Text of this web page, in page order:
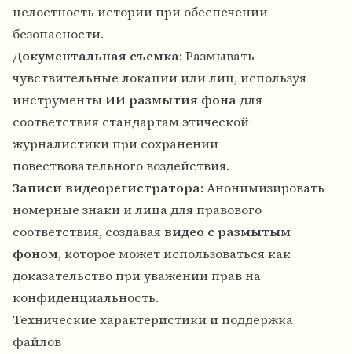
целостность истории при обеспечении
безопасности.
Документальная съемка: Размывать
чувствительные локации или лиц, используя
инструментыИИ размытия фонадля
соответствия стандартам этической
журналистики при сохранении
повествовательного воздействия.
Записи видеорегистратора: Анонимизировать
номерные знаки и лица для правового
соответствия, создавая видео с размытым
фоном, которое может использоваться как
доказательство при уважении прав на
конфиденциальность.
Технические характеристики и поддержка
файлов